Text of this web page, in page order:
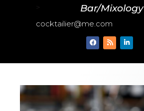
> Bar/Mixology
cocktailier@me.com